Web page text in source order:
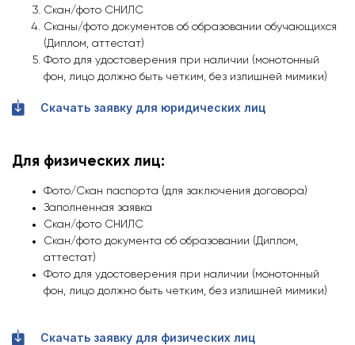
Скан/фото СНИЛС
Сканы/фото документов об образовании обучающихся
(Диплом, аттестат)
Фото для удостоверения при наличии (монотонный
фон, лицо должно быть четким, без излишней мимики)
Скачать заявку для юридических лиц
Для физических лиц:
Фото/Скан паспорта (для заключения договора)
Заполненная заявка
Скан/фото СНИЛС
Скан/фото документа об образовании (Диплом,
аттестат)
Фото для удостоверения при наличии (монотонный
фон, лицо должно быть четким, без излишней мимики)
Скачать заявку для физических лиц